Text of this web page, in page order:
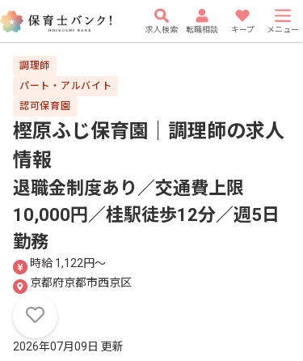
求人検索 転職相談 キープ メニュー
調理師
パート・アルバイト
認可保育園
樫原ふじ保育園｜調理師の求人
情報
退職金制度あり／交通費上限
10,000円／桂駅徒歩12分／週5日
勤務
時給 1,122円〜
京都府京都市西京区
2026年07月09日 更新